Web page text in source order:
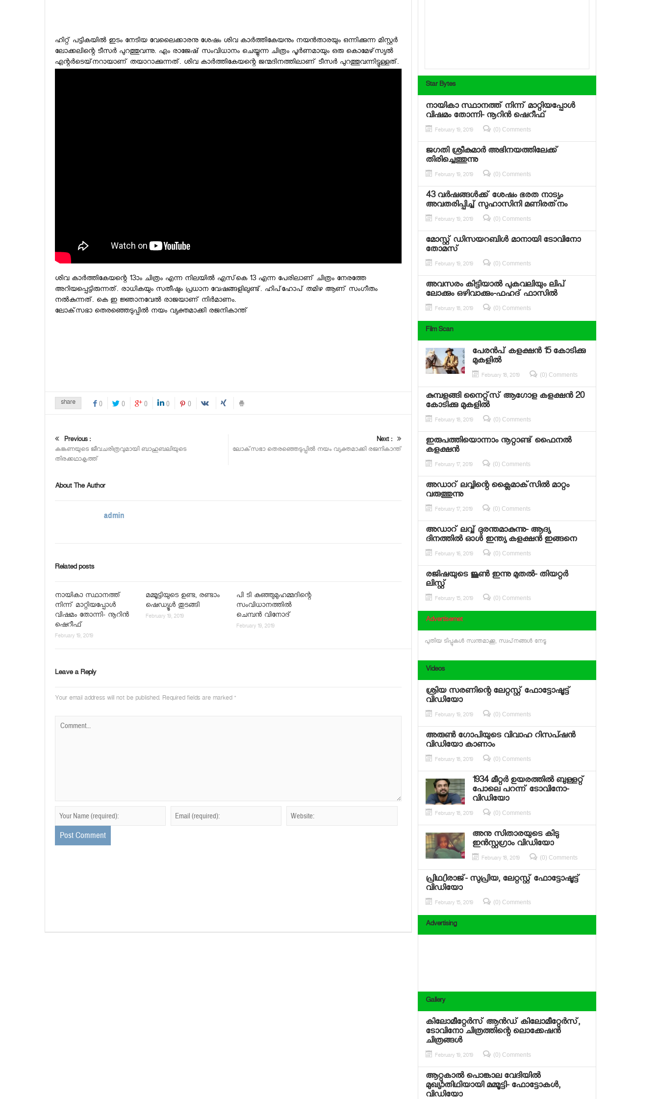
ഹിറ്റ് പട്ടികയില്‍ ഇടം നേടിയ വേലൈക്കാരനു ശേഷം ശിവ കാര്‍ത്തികേയനും നയന്‍താരയും ഒന്നിക്കുന്ന മിസ്റ്റര്‍
ലോക്കലിന്റെ ടീസര്‍ പുറത്തുവന്നു. എം രാജേഷ് സംവിധാനം ചെയ്യുന്ന ചിത്രം പൂര്‍ണമായും ഒരു കൊമേഴ്‌സ്യല്‍
എന്റര്‍ടെയ്‌നറായാണ് തയാറാക്കുന്നത്. ശിവ കാര്‍ത്തികേയന്റെ ജന്മദിനത്തിലാണ് ടീസര്‍ പുറത്തുവന്നിട്ടുള്ളത്.
ശിവ കാര്‍ത്തികേയന്റെ 13ാം ചിത്രം എന്ന നിലയില്‍ എസ്‌കെ 13 എന്ന പേരിലാണ് ചിത്രം നേരത്തേ
അറിയപ്പെട്ടിരുന്നത്. രാധികയും സതീഷും പ്രധാന വേഷങ്ങളിലുണ്ട്. ഹിപ്‌ഹോപ് തമിഴ ആണ് സംഗീതം
നല്‍കുന്നത്. കെ ഇ ജ്ഞാനവേല്‍ രാജയാണ് നിര്‍മാണം.
ലോക്‌സഭാ തെരഞ്ഞെടുപ്പില്‍ നയം വ്യക്തമാക്കി രജനികാന്ത്
share 0 0 0 0 0
Previous :
കങ്കണയുടെ ജീവചരിത്രവുമായി ബാഹുബലിയുടെ
തിരക്കഥാകൃത്ത്
Next :
ലോക്‌സഭാ തെരഞ്ഞെടുപ്പില്‍ നയം വ്യക്തമാക്കി രജനികാന്ത്
About The Author
admin
Related posts
നായികാ സ്ഥാനത്ത്
നിന്ന് മാറ്റിയപ്പോള്‍
വിഷമം തോന്നി- നൂറിന്‍
ഷെറീഫ്
February 19, 2019
മമ്മൂട്ടിയുടെ ഉണ്ട, രണ്ടാം
ഷെഡ്യൂള്‍ തുടങ്ങി
February 19, 2019
പി ടി കുഞ്ഞുമുഹമ്മദിന്റെ
സംവിധാനത്തില്‍
ചെമ്പന്‍ വിനോദ്
February 19, 2019
Leave a Reply
Your email address will not be published. Required fields are marked *
Star Bytes
നായികാ സ്ഥാനത്ത് നിന്ന് മാറ്റിയപ്പോള്‍
വിഷമം തോന്നി- നൂറിന്‍ ഷെറീഫ്
February 19, 2019 (0) Comments
ജഗതി ശ്രീകുമാര്‍ അഭിനയത്തിലേക്ക്
തിരിച്ചെത്തുന്നു
February 19, 2019 (0) Comments
43 വര്‍ഷങ്ങള്‍ക്ക് ശേഷം ഭരത നാട്യം
അവതരിപ്പിച്ച് സുഹാസിനി മണിരത്‌നം
February 19, 2019 (0) Comments
മോസ്റ്റ് ഡിസയറബിള്‍ മാനായി ടോവിനോ
തോമസ്
February 19, 2019 (0) Comments
അവസരം കിട്ടിയാല്‍ പുകവലിയും ലിപ്
ലോക്കും ഒഴിവാക്കും-ഫഹദ് ഫാസില്‍
February 18, 2019 (0) Comments
Film Scan
പേരന്‍പ് കളക്ഷന്‍ 15 കോടിക്കു
മുകളില്‍
February 18, 2019 (0) Comments
കുമ്പളങ്ങി നൈറ്റ്‌സ് ആഗോള കളക്ഷന്‍ 20
കോടിക്കു മുകളില്‍
February 18, 2019 (0) Comments
ഇരുപത്തിയൊന്നാം നൂറ്റാണ്ട് ഫൈനല്‍
കളക്ഷന്‍
February 17, 2019 (0) Comments
അഡാറ് ലവ്വിന്റെ ക്ലൈമാക്‌സില്‍ മാറ്റം
വരുത്തുന്നു
February 17, 2019 (0) Comments
അഡാറ് ലവ്വ് ദുരന്തമാകുന്നു- ആദ്യ
ദിനത്തില്‍ ഓള്‍ ഇന്ത്യ കളക്ഷന്‍ ഇങ്ങനെ
February 16, 2019 (0) Comments
രജിഷയുടെ ജൂണ്‍ ഇന്നു മുതല്‍- തിയറ്റര്‍
ലിസ്റ്റ്
February 15, 2019 (0) Comments
Advertisemet
പുതിയ ടിപ്പുകള്‍ സ്വന്തമാക്കൂ, സ്വപ്‌നങ്ങള്‍ നേടൂ
Videos
ശ്രിയ സരണിന്റെ ലേറ്റസ്റ്റ് ഫോട്ടോഷൂട്ട്
വിഡിയോ
February 19, 2019 (0) Comments
അരുണ്‍ ഗോപിയുടെ വിവാഹ റിസപ്ഷന്‍
വിഡിയോ കാണാം
February 18, 2019 (0) Comments
1934 മീറ്റര്‍ ഉയരത്തില്‍ ബുള്ളറ്റ്
പോലെ പറന്ന് ടോവിനോ-
വിഡിയോ
February 18, 2019 (0) Comments
അനു സിതാരയുടെ കിടു
ഇന്‍സ്റ്റഗ്രാം വിഡിയോ
February 18, 2019 (0) Comments
പ്രിഥ്രിരാജ്- സുപ്രിയ, ലേറ്റസ്റ്റ് ഫോട്ടോഷൂട്ട്
വിഡിയോ
February 15, 2019 (0) Comments
Advertising
Gallery
കിലോമീറ്റേര്‍സ് ആന്‍ഡ് കിലോമീറ്റേര്‍സ്,
ടോവിനോ ചിത്രത്തിന്റെ ലൊക്കേഷന്‍
ചിത്രങ്ങള്‍
February 19, 2019 (0) Comments
ആറ്റുകാല്‍ പൊങ്കാല വേദിയില്‍
മുഖ്യാതിഥിയായി മമ്മൂട്ടി- ഫോട്ടോകള്‍,
വിഡിയോ